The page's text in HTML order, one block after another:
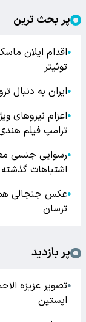
پر بحث ترین
●اقدام ایلان
توئیتر
●ایران به دنبال
●اعزام نیروهای
ترامپ فیلم
●
اشتباهات گذشته
●عکس جنجالی
ترسان
پر بازدید
●تصویر عزیزه
اپستین